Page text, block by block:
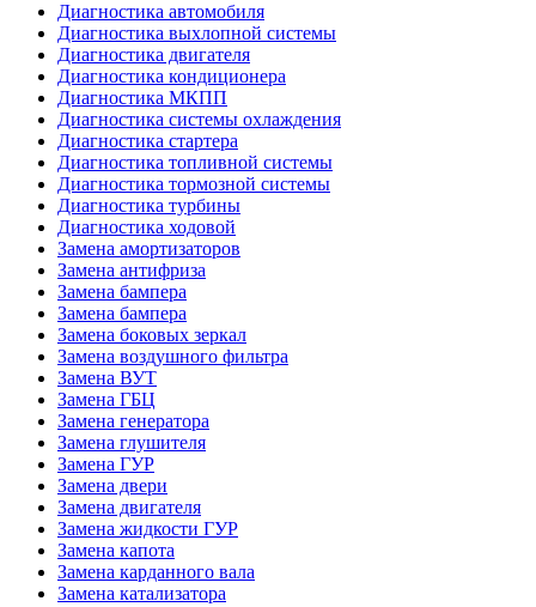
Диагностика автомобиля
Диагностика выхлопной системы
Диагностика двигателя
Диагностика кондиционера
Диагностика МКПП
Диагностика системы охлаждения
Диагностика стартера
Диагностика топливной системы
Диагностика тормозной системы
Диагностика турбины
Диагностика ходовой
Замена амортизаторов
Замена антифриза
Замена бампера
Замена бампера
Замена боковых зеркал
Замена воздушного фильтра
Замена ВУТ
Замена ГБЦ
Замена генератора
Замена глушителя
Замена ГУР
Замена двери
Замена двигателя
Замена жидкости ГУР
Замена капота
Замена карданного вала
Замена катализатора